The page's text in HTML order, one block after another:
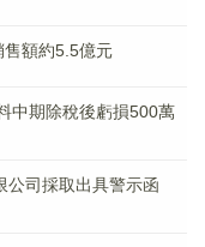
額約5.5億元
中期除稅後虧損500萬
公司採取出具警示函